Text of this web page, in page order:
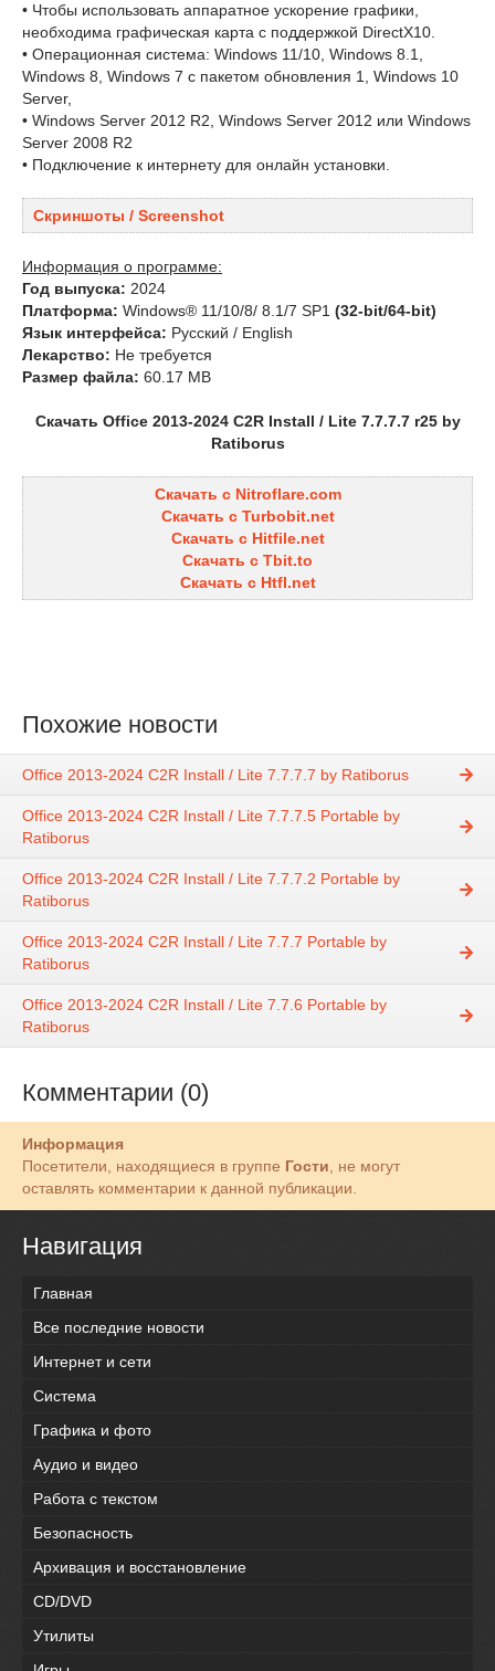
• Чтобы использовать аппаратное ускорение графики,
необходима графическая карта с поддержкой DirectX10.
• Операционная система: Windows 11/10, Windows 8.1,
Windows 8, Windows 7 с пакетом обновления 1, Windows 10
Server,
• Windows Server 2012 R2, Windows Server 2012 или Windows
Server 2008 R2
• Подключение к интернету для онлайн установки.
Скриншоты / Screenshot
Информация о программе:
Год выпуска: 2024
Платформа: Windows® 11/10/8/ 8.1/7 SP1 (32-bit/64-bit)
Язык интерфейса: Русский / English
Лекарство: Не требуется
Размер файла: 60.17 MB
Скачать Office 2013-2024 C2R Install / Lite 7.7.7.7 r25 by
Ratiborus
Скачать с Nitroflare.com
Скачать с Turbobit.net
Скачать с Hitfile.net
Скачать с Tbit.to
Скачать с Htfl.net
Похожие новости
Office 2013-2024 C2R Install / Lite 7.7.7.7 by Ratiborus
Office 2013-2024 C2R Install / Lite 7.7.7.5 Portable by
Ratiborus
Office 2013-2024 C2R Install / Lite 7.7.7.2 Portable by
Ratiborus
Office 2013-2024 C2R Install / Lite 7.7.7 Portable by
Ratiborus
Office 2013-2024 C2R Install / Lite 7.7.6 Portable by
Ratiborus
Комментарии (0)
Информация
Посетители, находящиеся в группе Гости, не могут
оставлять комментарии к данной публикации.
Навигация
Главная
Все последние новости
Интернет и сети
Система
Графика и фото
Аудио и видео
Работа с текстом
Безопасность
Архивация и восстановление
CD/DVD
Утилиты